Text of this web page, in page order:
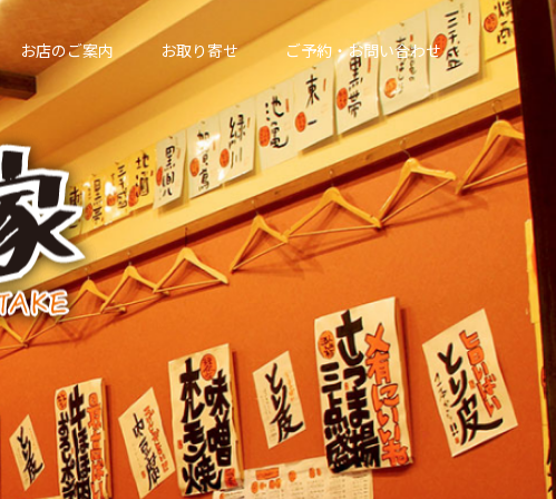
お店のご案内 お取り寄せ ご予約・お問い合わせ